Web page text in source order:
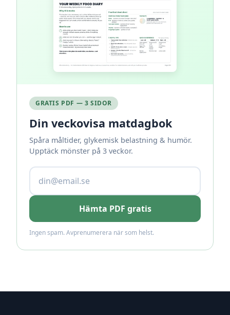
GRATIS PDF — 3 SIDOR
Din veckovisa matdagbok
Spåra måltider, glykemisk belastning & humör.
Upptäck mönster på 3 veckor.
Hämta PDF gratis
Ingen spam. Avprenumerera när som helst.